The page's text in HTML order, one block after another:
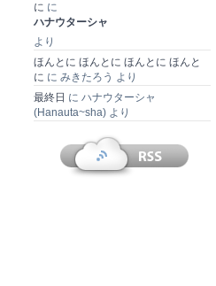
に に
ハナウターシャ
より
ほんとに ほんとに ほんとに ほんと
に に みきたろう より
最終日 に ハナウターシャ
(Hanauta~sha) より